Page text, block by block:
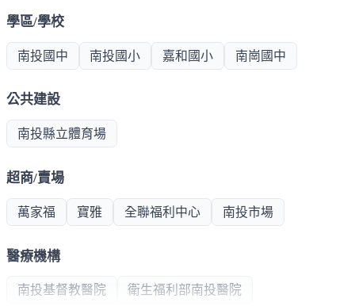
學區/學校
南投國中 南投國小 嘉和國小 南崗國中
公共建設
南投縣立體育場
超商/賣場
萬家福 寶雅 全聯福利中心 南投市場
醫療機構
南投基督教醫院 衛生福利部南投醫院